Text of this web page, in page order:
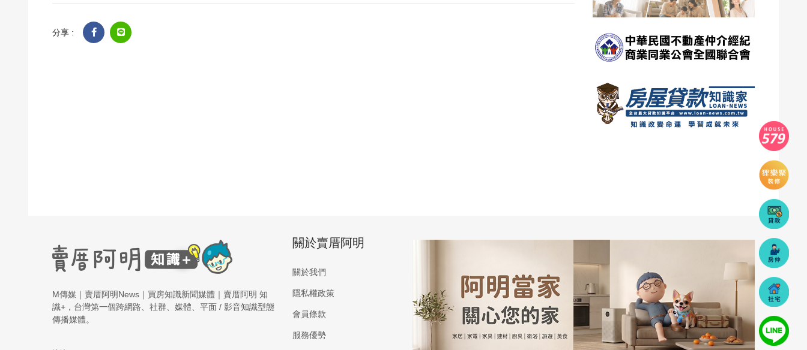
分享 :
M傳媒｜賣厝阿明News｜買房知識新聞媒體｜賣厝阿明 知
識+，台灣第一個跨網路、社群、媒體、平面 / 影音知識型態
傳播媒體。
關於賣厝阿明
關於我們
隱私權政策
會員條款
服務優勢